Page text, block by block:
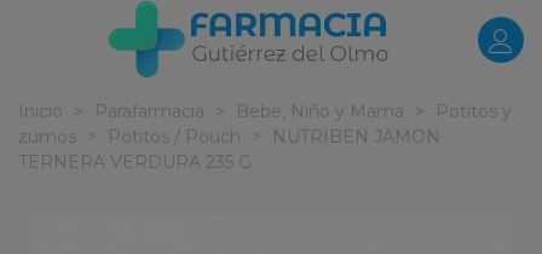
Inicio > Parafarmacia > Bebe, Niño y Mama >
Potitos y
zumos
> Potitos / Pouch >
NUTRIBEN JAMON
TERNERA VERDURA 235 G